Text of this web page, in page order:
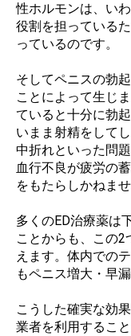
性ホルモンは、い
役割を担っている
っているのです。
そしてペニスの勃
ことによって生じ
ていると十分に勃
いまま射精をして
中折れといった問
血行不良が疲労の
をもたらしかねませ
多くのED治療薬は
ことからも、この
えます。体内での
もペニス増大・早
こうした確実な効
業者を利用するこ